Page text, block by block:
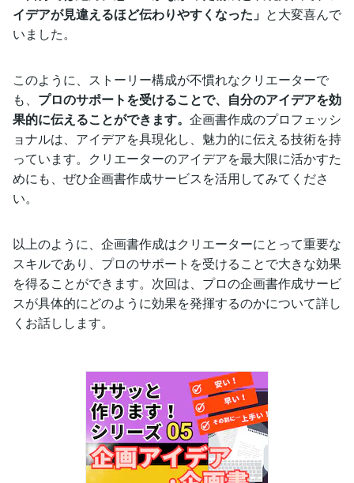
イデアが見違えるほど伝わりやすくなった」 と大変喜んで
いました。
このように、ストーリー構成が不慣れなクリエーターで
も、 プロのサポートを受けることで、自分のアイデアを効
果的に伝えることができます。 企画書作成のプロフェッシ
ョナルは、アイデアを具現化し、魅力的に伝える技術を持
っています。クリエーターのアイデアを最大限に活かすた
めにも、ぜひ企画書作成サービスを活用してみてくださ
い。
以上のように、企画書作成はクリエーターにとって重要な
スキルであり、プロのサポートを受けることで大きな効果
を得ることができます。次回は、プロの企画書作成サービ
スが具体的にどのように効果を発揮するのかについて詳し
くお話しします。